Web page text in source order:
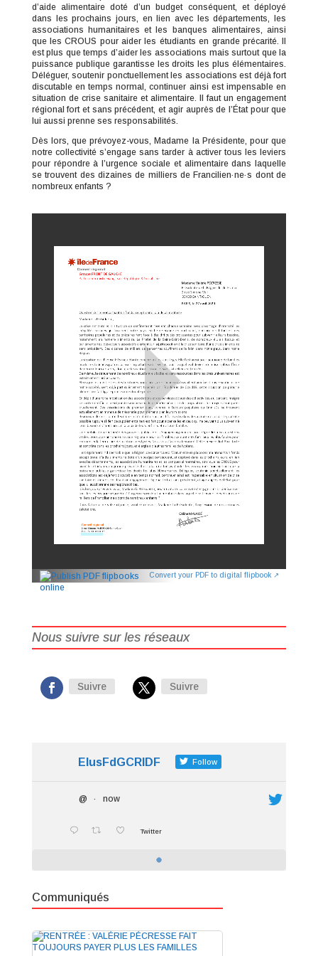
d’aide alimentaire doté d’un budget conséquent, et déployé
dans les prochains jours, en lien avec les départements, les
associations humanitaires et les banques alimentaires, ainsi
que les CROUS pour aider les étudiants en grande précarité. Il
est plus que temps d’aider les associations mais surtout que la
puissance publique garantisse les droits les plus élémentaires.
Déléguer, soutenir ponctuellement les associations est déjà fort
discutable en temps normal, continuer ainsi est impensable en
situation de crise sanitaire et alimentaire. Il faut un engagement
régional fort et sans précédent, et agir auprès de l’État pour que
lui aussi prenne ses responsabilités.
Dès lors, que prévoyez-vous, Madame la Présidente, pour que
notre collectivité s’engage sans tarder à activer tous les leviers
pour répondre à l’urgence sociale et alimentaire dans laquelle
se trouvent des dizaines de milliers de Francilien·ne·s dont de
nombreux enfants ?
Convert your PDF to digital flipbook ↗
Nous suivre sur les réseaux
Suivre Suivre
ElusFdGCRIDF Follow
@ · now
Twitter
Communiqués